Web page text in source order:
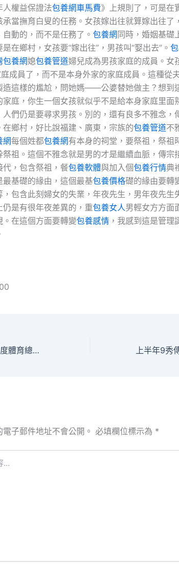
人權益保證法包養網車馬費》上規則了，可是在
當撫育白叟的任務。女孩嫁出往就算嫁出往了
動的，而不是任務了。 包養網同時，婚姻基礎
在鄉村，女孩要“嫁出往”，男孩叫“娶出去”。
包養網媳包養管道婦兒成為男孩家庭的成員。女
成員了，而不是本身外家的家庭成員。這種從
造這樣的尷尬，問她媽——公婆替她做主？想到
家庭，你生一個女孩就似乎不是給本身家庭里面
們仍是要尋求男孩。別的，還有良多不雅念，
在鄉村，好比說福建、廣東，宗族的包養管道不
網每個姓都包養網有本身的祠堂，要祭祖，祭祖
祖。這個不雅念就是男的才是繼續血脈，傳宗
，包含祭祖，餐包養軟體與加入個包養行情典
最基礎的緣由，這個最基包養價格礎的緣由要轉
包含此刻婦女的失業，年夜先生，男年夜先生
仍是有很年夜差異的，重包養女人男輕女方方面
在這個方面要轉變包養感情 ，我感到這是管
立異、破局、共享——國度體育總局到九宮格教室競體司擔任人解讀《關于進一個步驟推動籃球改造成長的看法》
子郵件地址不會公開。 必填欄位標示為 *